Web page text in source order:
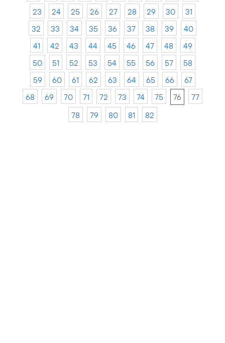
23
24 25 26 27 28 29 30
31
32
33 34 35 36 37 38 39
40
41
42 43 44 45 46 47 48
49
50
51 52 53 54 55 56 57
58
59
60 61 62 63 64 65 66
67
68
69 70 71 72 73 74 75 76
77
78
79 80 81 82